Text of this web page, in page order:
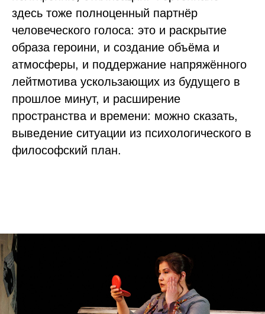
здесь тоже полноценный партнёр
человеческого голоса: это и раскрытие
образа героини, и создание объёма и
атмосферы, и поддержание напряжённого
лейтмотива ускользающих из будущего в
прошлое минут, и расширение
пространства и времени: можно сказать,
выведение ситуации из психологического в
философский план.